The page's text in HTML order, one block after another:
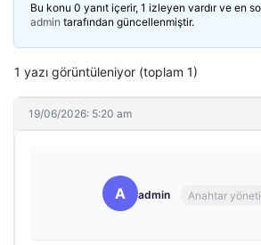
Bu konu 0 yanıt içerir, 1 izleyen vardır ve en
admin tarafından güncellenmiştir.
1 yazı görüntüleniyor (toplam 1)
19/06/2026: 5:20 am
A admin Anahtar